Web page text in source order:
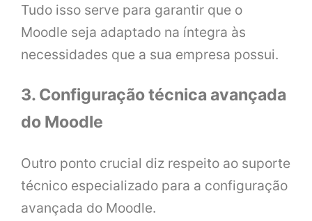
Tudo isso serve para garantir que o
Moodle seja adaptado na íntegra às
necessidades que a sua empresa possui.
3. Configuração técnica avançada
do Moodle
Outro ponto crucial diz respeito ao suporte
técnico especializado para a configuração
avançada do Moodle.